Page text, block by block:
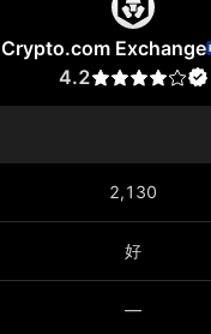
Crypto.com Exchange
4.2
2,130
好
—